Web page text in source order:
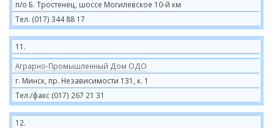
п/о Б. Тростенец, шоссе Могилевское 10-й км
Тел. (017) 344 88 17
11.
Аграрно-Промышленный Дом ОДО
г. Минск, пр. Независимости 131, к. 1
Тел./факс (017) 267 21 31
12.